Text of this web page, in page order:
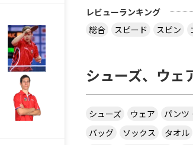
レビューランキング
総合
スピード スピン
シューズ、ウェ
シューズ ウェア パンツ
バッグ
ソックス タオル